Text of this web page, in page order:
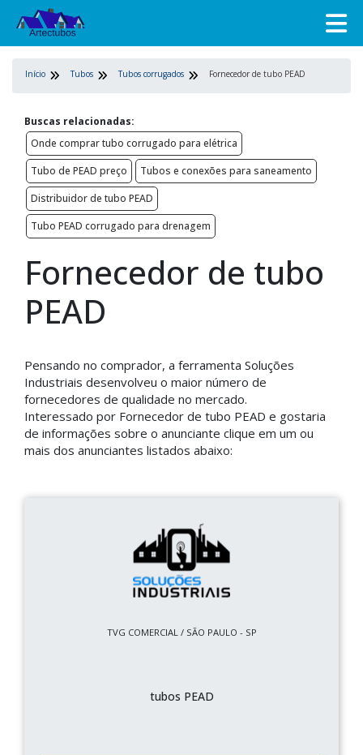
Início Tubos Tubos corrugados Fornecedor de tubo PEAD
Buscas relacionadas:
Onde comprar tubo corrugado para elétrica
Tubo de PEAD preço
Tubos e conexões para saneamento
Distribuidor de tubo PEAD
Tubo PEAD corrugado para drenagem
Fornecedor de tubo
PEAD
Pensando no comprador, a ferramenta Soluções
Industriais desenvolveu o maior número de
fornecedores de qualidade no mercado.
Interessado por Fornecedor de tubo PEAD e gostaria
de informações sobre o anunciante clique em um ou
mais dos anunciantes listados abaixo:
TVG COMERCIAL / SÃO PAULO - SP
tubos PEAD